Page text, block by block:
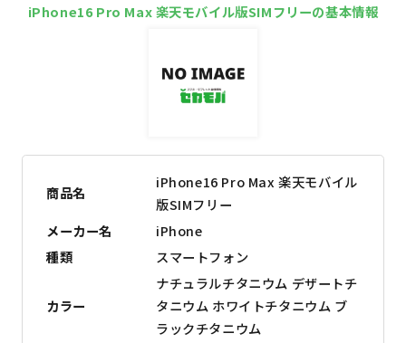
iPhone16 Pro Max 楽天モバイル版SIMフリーの基本情報
商品名
iPhone16 Pro Max 楽天モバイル
版SIMフリー
メーカー名
iPhone
種類
スマートフォン
カラー
ナチュラルチタニウム デザートチ
タニウム ホワイトチタニウム ブ
ラックチタニウム